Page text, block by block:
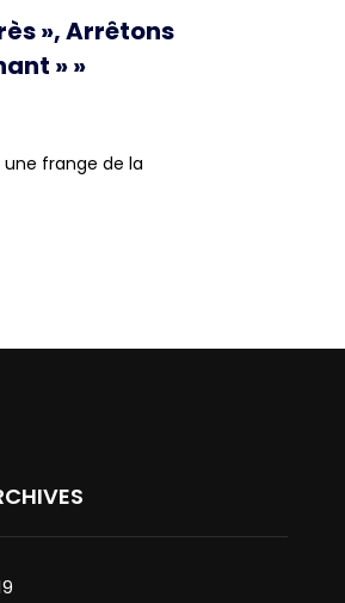
», Arrêtons
» »
une frange de la